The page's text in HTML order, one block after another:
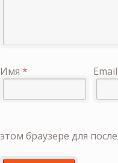
Имя * Email
этом браузере для